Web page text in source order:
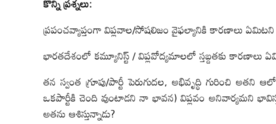
ప్రపంచవ్యాప్తంగా విప్లవాల/సోషలిజం వైఫల్యానికి కారణాలు
భారతదేశంలో కమ్యూనిస్ట్ / విప్లవోద్యమాలలో స్తబ్దతకు కారణాలు
తన స్వంత గ్రూపు/పార్టీ పెరుగుదల, అభివృద్ధి గురించి
ఒకపార్టీకి చెంది వుంటాడని నా భావన) విప్లవం అనివార్యమని
అతను ఆశిస్తున్నాడు?